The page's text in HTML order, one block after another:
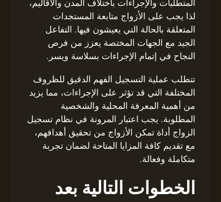
المتطلبات والإجراءات باختلاف المدن والأقاليم،
لذا يجب على الأزواج متابعة المستجدات
المتعلقة بالحالة التي يعيشون فيها. التفاعل
الجيد مع الجهات المختصة يعزز من فرص
النجاح في إتمام الإجراءات بسلاسة ويسر.
تتطلب عملية التسجيل الفهم الدقيق للظروف
المختلفة التي قد تؤثر على الإجراءات، مما يزيد
من أهمية المعرفة المحلية والشخصية
المطلوبة. يجب اعتبار المرونة في نظام تسجيل
الزواج أداة تمكن الأزواج من تحقيق أهدافهم،
مع تقديم كافة المزايا المتاحة لضمان تجربة
متكاملة وفعالة.
الخطوات التالية بعد